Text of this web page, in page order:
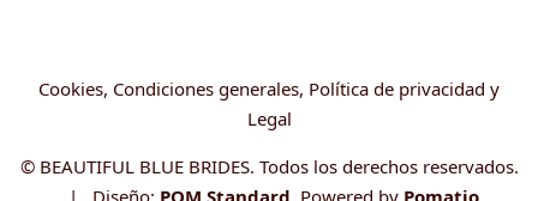
Cookies, Condiciones generales, Política de privacidad y
Legal
© BEAUTIFUL BLUE BRIDES. Todos los derechos reservados.
| Diseño: POM Standard . Powered by Pomatio